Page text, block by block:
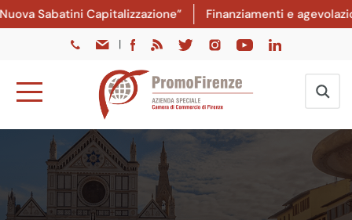
Sabatini Capitalizzazione” Finanziamenti e
|